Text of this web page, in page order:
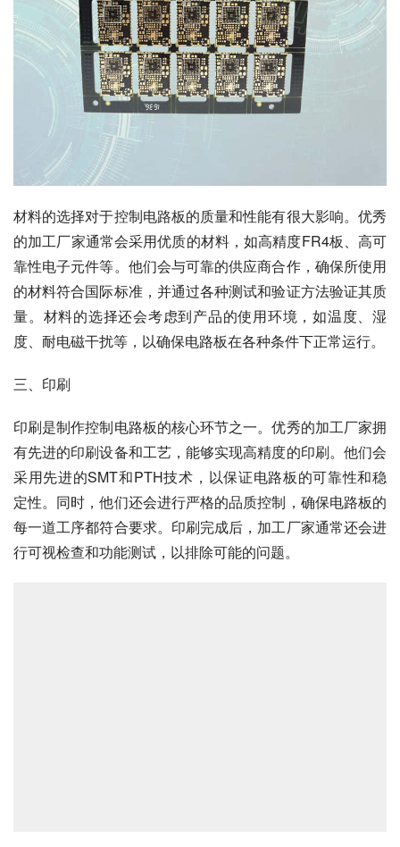
材料的选择对于控制电路板的质量和性能有很大影响。优秀
的加工厂家通常会采用优质的材料，如高精度FR4板、高可
靠性电子元件等。他们会与可靠的供应商合作，确保所使用
的材料符合国际标准，并通过各种测试和验证方法验证其质
量。材料的选择还会考虑到产品的使用环境，如温度、湿
度、耐电磁干扰等，以确保电路板在各种条件下正常运行。
三、印刷
印刷是制作控制电路板的核心环节之一。优秀的加工厂家拥
有先进的印刷设备和工艺，能够实现高精度的印刷。他们会
采用先进的SMT和PTH技术，以保证电路板的可靠性和稳
定性。同时，他们还会进行严格的品质控制，确保电路板的
每一道工序都符合要求。印刷完成后，加工厂家通常还会进
行可视检查和功能测试，以排除可能的问题。